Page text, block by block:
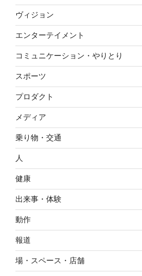
ヴィジョン
エンターテイメント
コミュニケーション・やりとり
スポーツ
プロダクト
メディア
乗り物・交通
人
健康
出来事・体験
動作
報道
場・スペース・店舗